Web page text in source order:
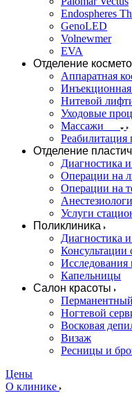
Endospheres
GenoLED
Volnewmer
EVA
Отделение
Аппаратная
Инъекционная
Нитевой
Уходовые
Массажи
Реабилитация
Отделение
Диагностика
Операции на
Операции на
Услуги
Поликлиника
Диагностика
Консультации
Исследования
Капельницы
Салон красоты
Ногтевой
Восковая
Визаж
Ресницы и
Цены
О клинике